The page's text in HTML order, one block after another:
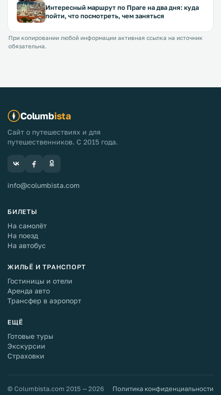
Интересный маршрут по Праге на два дня: куда
пойти, что посмотреть, чем заняться
При копировании любой информации активная ссылка на источник
обязательна.
Columbista
Сайт о путешествиях и для
путешественников. С 2015 года.
info@columbista.com
БИЛЕТЫ
На самолёт
На поезд
На автобус
ЖИЛЬЁ И ТРАНСПОРТ
Гостиницы и отели
Аренда авто
Трансфер в аэропорт
ЕЩЁ
Готовые туры
Экскурсии
Страховки
© Columbista.com 2015 — 2026 Политика конфиденциальности